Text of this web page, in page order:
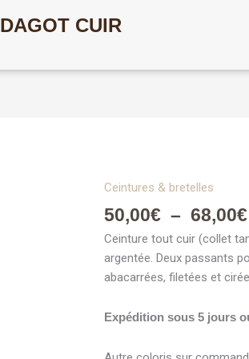
DAGOT CUIR
Ceintures & bretelles
50,00€ – 68,00€
Ceinture tout cuir (collet
argentée. Deux passants
abacarrées, filetées et
Expédition sous 5 jours
quantité
de
Ceinture
40
Cuir